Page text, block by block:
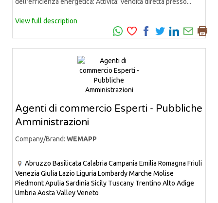
View full description
Agenti di commercio Esperti - Pubbliche
Amministrazioni
Company/Brand: WEMAPP
Abruzzo Basilicata Calabria Campania Emilia Romagna Friuli
Venezia Giulia Lazio Liguria LombardyMarche Molise
PiedmontApulia Sardinia Sicily Tuscany Trentino Alto Adige
Umbria Aosta ValleyVeneto